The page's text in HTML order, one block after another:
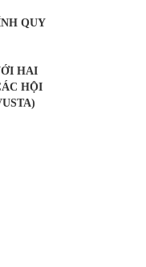
QUY
HAI
HỘI